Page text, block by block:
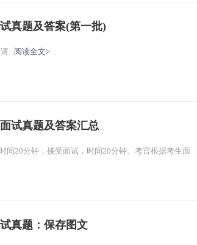
真题及答案(第一批)
...阅读全文>
试真题及答案汇总
间20分钟，接受面试，时间20分钟。考官根据考生面
真题：保存图文